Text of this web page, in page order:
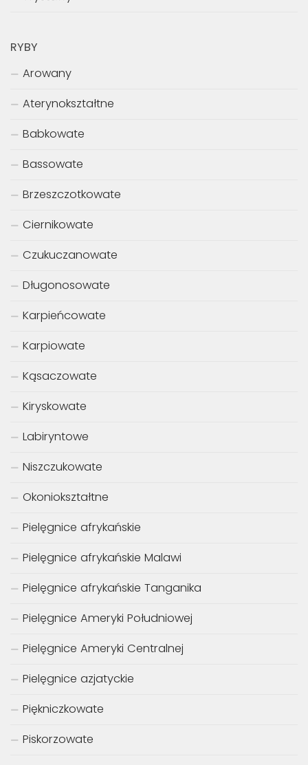
RYBY
Arowany
Aterynokształtne
Babkowate
Bassowate
Brzeszczotkowate
Ciernikowate
Czukuczanowate
Długonosowate
Karpieńcowate
Karpiowate
Kąsaczowate
Kiryskowate
Labiryntowe
Niszczukowate
Okoniokształtne
Pielęgnice afrykańskie
Pielęgnice afrykańskie Malawi
Pielęgnice afrykańskie Tanganika
Pielęgnice Ameryki Południowej
Pielęgnice Ameryki Centralnej
Pielęgnice azjatyckie
Piękniczkowate
Piskorzowate